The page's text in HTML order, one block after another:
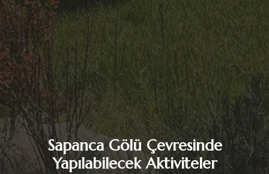
Sapanca Gölü Çevresinde
Yapılabilecek Aktiviteler